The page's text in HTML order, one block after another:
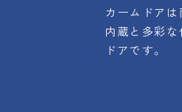
カームドア
内蔵と多彩
ドアです。